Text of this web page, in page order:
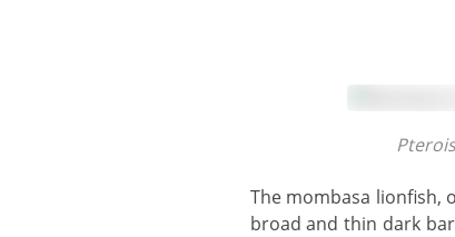
The mombasa lionfish, or african lionfish, grows to 16 cm. The body comprises reddish brown stripes with alternating
broad and thin dark